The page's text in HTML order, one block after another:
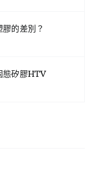
的差別？
態矽膠HTV